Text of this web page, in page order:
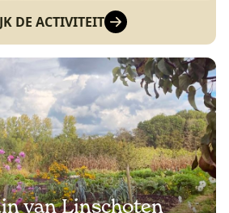
DE ACTIVITEIT
van Linschoten